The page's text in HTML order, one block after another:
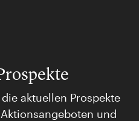
aktuellen Prospekte
und